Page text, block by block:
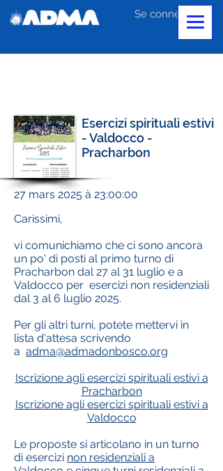
Se connecter
Esercizi spirituali estivi
- Valdocco -
Pracharbon
27 mars 2025 à 23:00:00
Carissimi,
vi comunichiamo che ci sono ancora
un po' di posti al primo turno di
Pracharbon dal 27 al 31 luglio e a
Valdocco per esercizi non residenziali
dal 3 al 6 luglio 2025.
Per gli altri turni, potete mettervi in
lista d'attesa scrivendo
a adma@admadonbosco.org
Iscrizione agli esercizi spirituali estivi a
Pracharbon
Iscrizione agli esercizi spirituali estivi a
Valdocco
Le proposte si articolano in un turno
di esercizi non residenziali a